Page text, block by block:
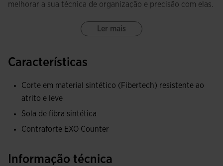
melhorar a sua técnica de organização e precisão com elas.
O tecido superior é feito de material sintético mais
O contraforte EXO COUNTER traseiro proporciona firmeza
A sola é de fibra sintética, adaptada a este tipo de terreno
para controlar e melhorar a técnica dos movimentos em
superfícies firmes não abrasivas.
Ler mais
Características
Corte em material sintético (Fibertech) resistente ao
atrito e leve
Sola de fibra sintética
Contraforte EXO Counter
Informação técnica